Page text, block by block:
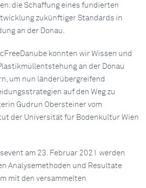
die Schaffung eines fundierten
zukünftiger Standards in
an der Donau.
konnten wir Wissen und
an der Donau
um nun länderübergreifend
auf den Weg zu
Gudrun Obersteiner vom
der Universität für Bodenkultur Wien
am 23. Februar 2021 werden
Analysemethoden und Resultate
mit den versammelten